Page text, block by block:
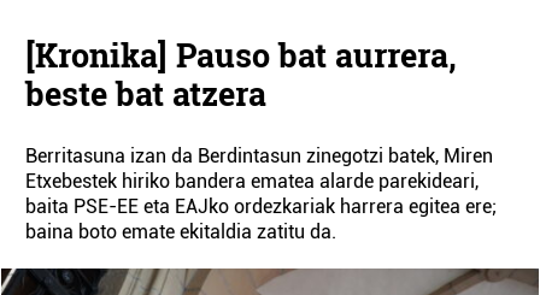
[Kronika] Pauso bat aurrera,
beste bat atzera
Berritasuna izan da Berdintasun zinegotzi batek, Miren
Etxebestek hiriko bandera ematea alarde parekideari,
baita PSE-EE eta EAJko ordezkariak harrera egitea ere;
baina boto emate ekitaldia zatitu da.